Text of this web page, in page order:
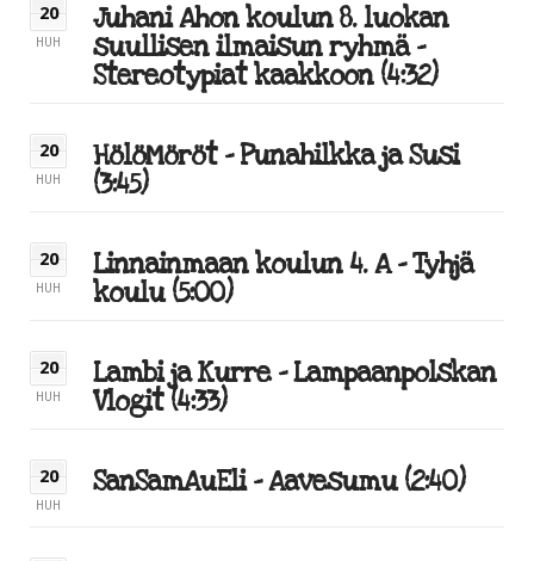
20
HUH
Juhani Ahon koulun 8. luokan
suullisen ilmaisun ryhmä –
Stereotypiat kaakkoon (4:32)
20
HUH
HölöMöröt – Punahilkka ja Susi
(3:45)
20
HUH
Linnainmaan koulun 4. A – Tyhjä
koulu (5:00)
20
HUH
Lambi ja Kurre – Lampaanpolskan
Vlogit (4:33)
20
HUH
SanSamAuEli – Aavesumu (2:40)